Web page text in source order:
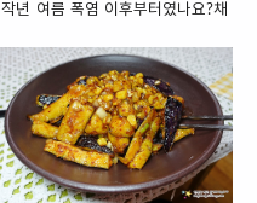
서 푸짐하게 드세요. 입안 가득 쫄깃
섯' 1. 재료 준비 ( 4인분 x 2회) ▣
주재료 : 냉동우렁이 2종이컵, 표고
버섯 4개, 양파(소) 1개, 쪽파(큰것)
1뿌리 (또는 대파 20cm 한토막), 청
양고추 2..
작년 여름 폭염 이후부터였나요?채
들이 있잖아요.(애호박이! 너 언제까
지 2000원 넘을꺼니? 빨리 1000
원으로 돌아와~)저렴한 것들을 찾
다보니 제철 채소에만 자꾸 손이 가
네요.냉이에 이어 요즘 즐겨먹는 채
소는 '시금치'입니다.문제는 혼자 한